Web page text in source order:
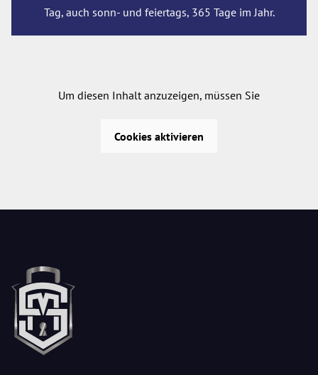
Tag, auch sonn- und feiertags, 365 Tage im Jahr.
Um diesen Inhalt anzuzeigen, müssen Sie
Cookies aktivieren